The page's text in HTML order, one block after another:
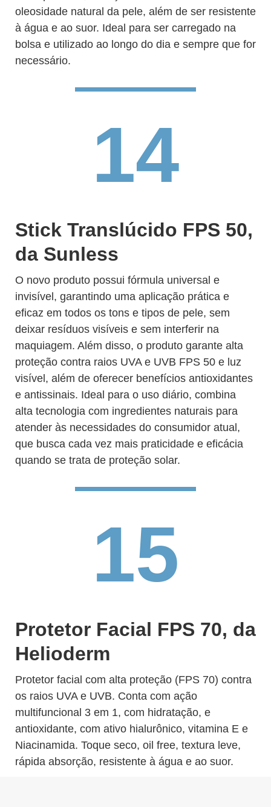
oleosidade natural da pele, além de ser resistente
à água e ao suor. Ideal para ser carregado na
bolsa e utilizado ao longo do dia e sempre que for
necessário.
14
Stick Translúcido FPS 50,
da Sunless
O novo produto possui fórmula universal e
invisível, garantindo uma aplicação prática e
eficaz em todos os tons e tipos de pele, sem
deixar resíduos visíveis e sem interferir na
maquiagem. Além disso, o produto garante alta
proteção contra raios UVA e UVB FPS 50 e luz
visível, além de oferecer benefícios antioxidantes
e antissinais. Ideal para o uso diário, combina
alta tecnologia com ingredientes naturais para
atender às necessidades do consumidor atual,
que busca cada vez mais praticidade e eficácia
quando se trata de proteção solar.
15
Protetor Facial FPS 70, da
Helioderm
Protetor facial com alta proteção (FPS 70) contra
os raios UVA e UVB. Conta com ação
multifuncional 3 em 1, com hidratação, e
antioxidante, com ativo hialurônico, vitamina E e
Niacinamida. Toque seco, oil free, textura leve,
rápida absorção, resistente à água e ao suor.